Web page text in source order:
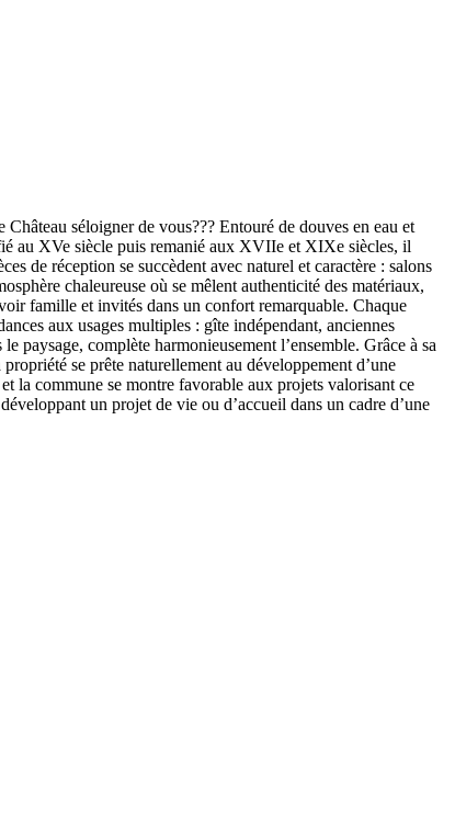
séloigner de vous??? Entouré de douves en eau et
au XVe siècle puis remanié aux XVIIe et XIXe siècles, il
de réception se succèdent avec naturel et caractère : salons
chaleureuse où se mêlent authenticité des matériaux,
famille et invités dans un confort remarquable. Chaque
aux usages multiples : gîte indépendant, anciennes
paysage, complète harmonieusement l’ensemble. Grâce à sa
se prête naturellement au développement d’une
la commune se montre favorable aux projets valorisant ce
un projet de vie ou d’accueil dans un cadre d’une